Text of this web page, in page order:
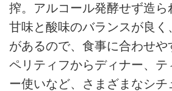
搾。アルコール発酵せず造ら
甘味と酸味のバランスが良く
があるので、食事に合わせや
ペリティフからディナー、テ
ー使いなど、さまざまなシ